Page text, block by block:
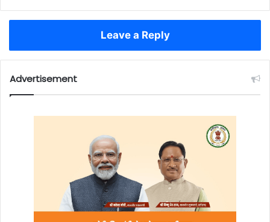
Leave a Reply
Advertisement